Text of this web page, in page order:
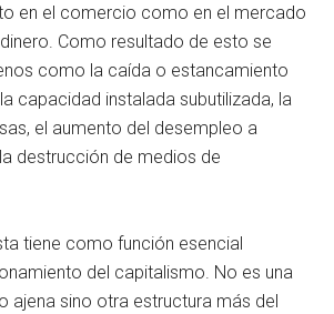
en el comercio como en el mercado
Como resultado de esto se
como la caída o estancamiento
capacidad instalada subutilizada, la
el aumento del desempleo a
destrucción de medios de
tiene como función esencial
del capitalismo. No es una
ajena sino otra estructura más del